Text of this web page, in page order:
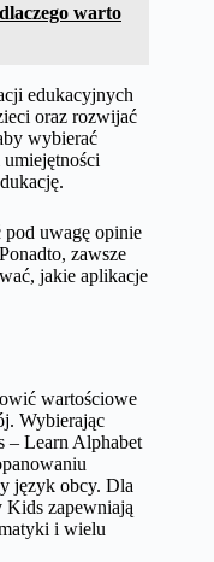
warto
edukacyjnych
oraz rozwijać
wybierać
uwagę opinie
zawsze
jakie aplikacje
wartościowe
Wybierając
– Learn Alphabet
język obcy. Dla
Kids zapewniają
i wielu